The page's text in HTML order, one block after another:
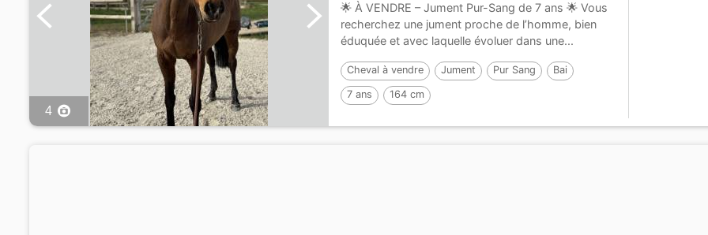
4
🌟 À VENDRE – Jument Pur-Sang de 7 ans 🌟 Vous
recherchez une jument proche de l’homme, bien
éduquée et avec laquelle évoluer dans une...
Cheval à vendre Jument Pur Sang Bai
7 ans 164 cm